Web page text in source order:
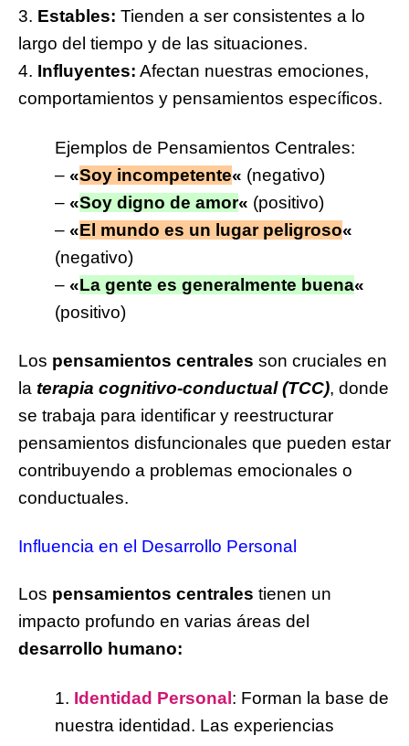
3. Estables: Tienden a ser consistentes a lo
largo del tiempo y de las situaciones.
4. Influyentes: Afectan nuestras emociones,
comportamientos y pensamientos específicos.
Ejemplos de Pensamientos Centrales:
– «Soy incompetente« (negativo)
– «Soy digno de amor« (positivo)
– «El mundo es un lugar peligroso«
(negativo)
– «La gente es generalmente buena«
(positivo)
Los pensamientos centrales son cruciales en
la terapia cognitivo-conductual (TCC), donde
se trabaja para identificar y reestructurar
pensamientos disfuncionales que pueden estar
contribuyendo a problemas emocionales o
conductuales.
Influencia en el Desarrollo Personal
Los pensamientos centrales tienen un
impacto profundo en varias áreas del
desarrollo humano:
1. Identidad Personal: Forman la base de
nuestra identidad. Las experiencias